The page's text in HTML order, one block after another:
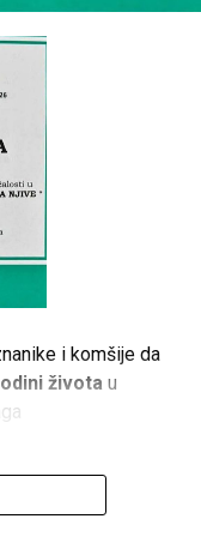
i komšije da
života u